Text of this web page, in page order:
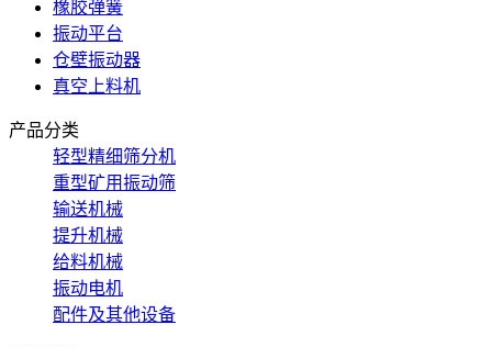
橡胶弹簧
振动平台
仓壁振动器
真空上料机
产品分类
轻型精细筛分机
重型矿用振动筛
输送机械
提升机械
给料机械
振动电机
配件及其他设备